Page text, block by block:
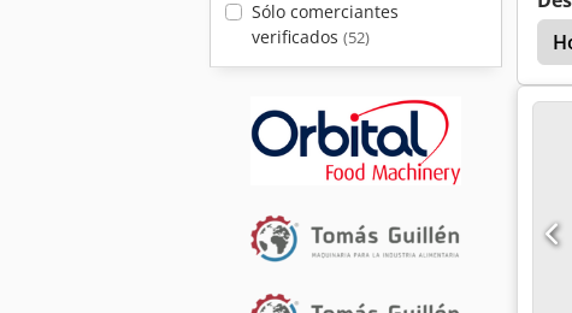
Sólo comerciantes
verificados (52)
485
Fritsch